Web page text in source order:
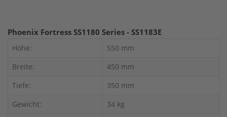
Phoenix Fortress SS1180 Series - SS1183E
Höhe:
550 mm
Breite:
450 mm
Tiefe:
350 mm
Gewicht:
34 kg